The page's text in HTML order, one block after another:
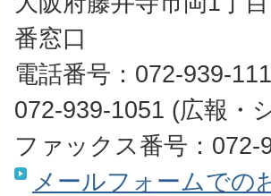
番窓口
電話番号：072-939-
072-939-1051 (広報・
ファックス番号：072-
メールフォームでの